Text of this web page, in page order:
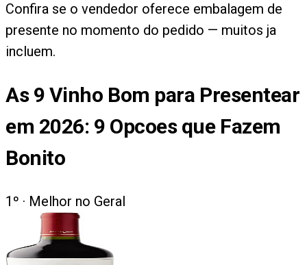
Confira se o vendedor oferece embalagem de
presente no momento do pedido — muitos ja
incluem.
As 9 Vinho Bom para Presentear
em 2026: 9 Opcoes que Fazem
Bonito
1 º · Melhor no Geral